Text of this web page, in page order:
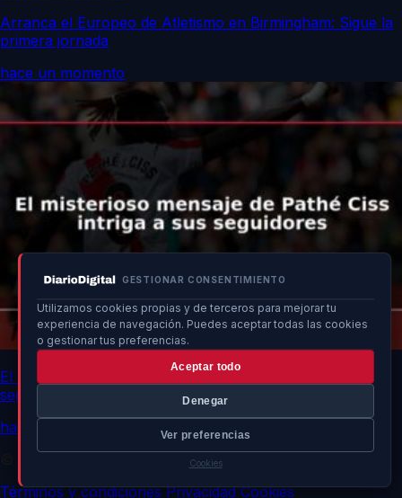
GESTIONAR CONSENTIMIENTO
Utilizamos cookies propias y de terceros para mejorar tu
experiencia de navegación. Puedes aceptar todas las cookies
o gestionar tus preferencias.
Aceptar todo
Denegar
Ver preferencias
Cookies
Arranca el Europeo de Atletismo en Birmingham: Sigue la
primera jornada
hace un momento
El misterioso mensaje de Pathé Ciss intriga a sus
seguidores
hace un momento
© 2026 DiarioDigital.es. Todos los derechos reservados.
Términos y condicionesPrivacidadCookies